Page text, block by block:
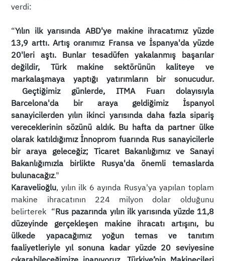
verdi:
“Yılın ilk yarısında ABD'ye makine ihracatımız yüzde
13,9 arttı. Artış oranımız Fransa ve İspanya'da yüzde
20'leri aştı. Bunlar tesadüfen yakalanmış başarılar
değildir, Türk makine sektörünün kaliteye ve
markalaşmaya yaptığı yatırımların bir sonucudur.
Geçtiğimiz günlerde, ITMA Fuarı dolayısıyla
Barcelona'da bir araya geldiğimiz İspanyol
sanayicilerden yılın ikinci yarısında daha fazla sipariş
vereceklerinin sözünü aldık. Bu hafta da partner ülke
olarak katıldığımız İnnoprom fuarında Rus sanayicilerle
bir araya geleceğiz; Ticaret Bakanlığımız ve Sanayi
Bakanlığımızla birlikte Rusya'da önemli temaslarda
bulunacağız."
Karavelioğlu, yılın ilk 6 ayında Rusya'ya yapılan toplam
makine ihracatının 224 milyon dolar olduğunu
belirterek “Rus pazarında yılın ilk yarısında yüzde 11,8
düzeyinde gerçekleşen makine ihracatı artışını, bu
ülkede yapacağımız yoğun temas ve tanıtım
faaliyetleriyle yıl sonuna kadar yüzde 20 seviyesine